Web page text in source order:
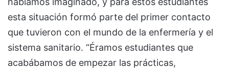
esta situación formó parte del primer contacto
que tuvieron con el mundo de la enfermería y el
sistema sanitario. “Éramos estudiantes que
acabábamos de empezar las prácticas,